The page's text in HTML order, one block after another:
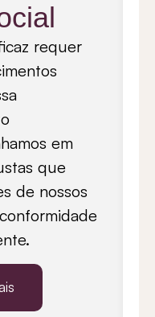
requer
em
que
de nossos